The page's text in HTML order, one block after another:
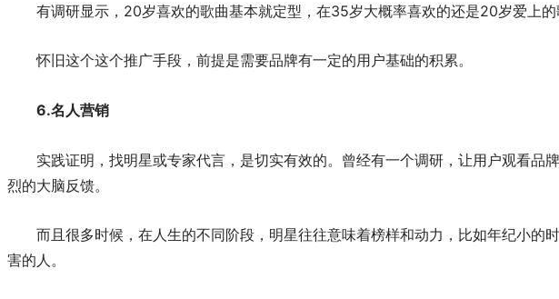
有调研显示，20岁喜欢的歌曲基本就定型，在35岁大概率喜欢的还是20岁爱上
怀旧这个这个推广手段，前提是需要品牌有一定的用户基础的积累。
6.名人营销
实践证明，找明星或专家代言，是切实有效的。曾经有一个调研，让用户观看
烈的大脑反馈。
而且很多时候，在人生的不同阶段，明星往往意味着榜样和动力，比如年纪小
害的人。